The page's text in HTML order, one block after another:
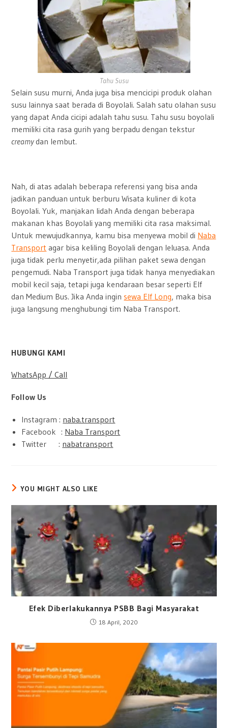
Tahu Susu
Selain susu murni, Anda juga bisa mencicipi produk olahan
susu lainnya saat berada di Boyolali. Salah satu olahan susu
yang dapat Anda cicipi adalah tahu susu. Tahu susu boyolali
memiliki cita rasa gurih yang berpadu dengan tekstur
creamydan lembut.
Nah, di atas adalah beberapa referensi yang bisa anda
jadikan panduan untuk berburu Wisata kuliner di kota
Boyolali.Yuk, manjakan lidah Anda dengan beberapa
makanan khas Boyolali yang memiliki cita rasa maksimal.
Untuk mewujudkannya, kamu bisa menyewa mobildi Naba
Transport agar bisa keliling Boyolali dengan leluasa. Anda
juga tidak perlu menyetir,ada pilihan paket sewa dengan
pengemudi. Naba Transport juga tidak hanya menyediakan
mobil kecil saja, tetapi juga kendaraan besar seperti Elf
dan Medium Bus. Jika Anda inginsewa Elf Long, maka bisa
juga langsung menghubungi tim Naba Transport.
HUBUNGI KAMI
WhatsApp / Call
Follow Us
Instagram : naba.transport
Facebook : Naba Transport
Twitter : nabatransport
YOU MIGHT ALSO LIKE
Efek Diberlakukannya PSBB Bagi Masyarakat
18 April, 2020